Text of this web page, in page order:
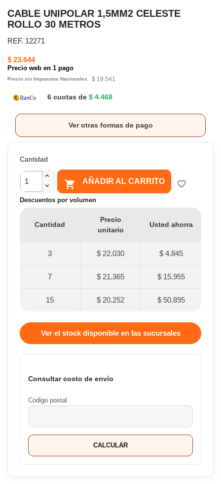
CABLE UNIPOLAR 1,5MM2 CELESTE
ROLLO 30 METROS
REF. 12271
$ 23.644
Precio web en 1 pago
Precio sin Impuestos Nacionales $ 19.541
6 cuotas de $ 4.468
Ver otras formas de pago
Cantidad
 AÑADIR AL CARRITO favorite_border
Descuentos por volumen
Cantidad
Precio
unitario
Usted ahorra
3 $ 22.030 $ 4.845
7 $ 21.365 $ 15.955
15 $ 20.252 $ 50.895
Ver el stock disponible en las sucursales
Consultar costo de envío
Codigo postal
CALCULAR